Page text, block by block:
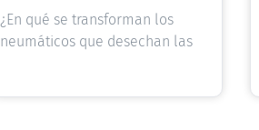
¿En qué se transforman los
neumáticos que desechan las